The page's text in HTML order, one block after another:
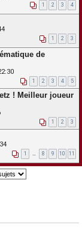
1 2 3 4
1 2 3
de
1 2 3 4 5
! Meilleur joueur
1 2 3
1 … 8 9 10 11